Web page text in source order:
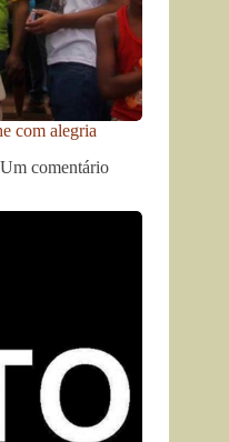
com alegria
Um comentário